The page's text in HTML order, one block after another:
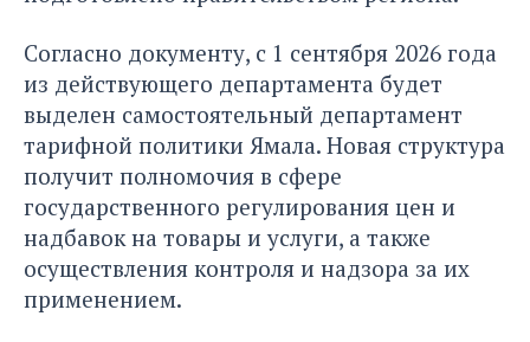
Согласно документу, с 1 сентября 2026 года
из действующего департамента будет
выделен самостоятельный департамент
тарифной политики Ямала. Новая структура
получит полномочия в сфере
государственного регулирования цен и
надбавок на товары и услуги, а также
осуществления контроля и надзора за их
применением.